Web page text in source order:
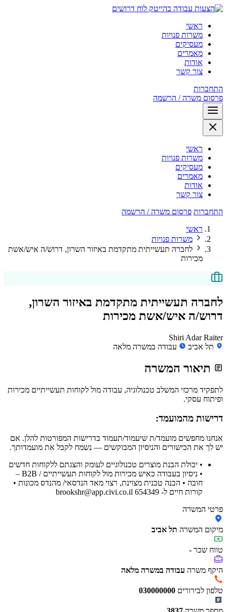
לוח דרושים
ראשי
משרות פנויות
מעסיקים
מאמרים
אודות
צור קשר
התחברות
פרסום משרה / הרשמה
ראשי
משרות פנויות
מעסיקים
מאמרים
אודות
צור קשר
התחברות פרסום משרה / הרשמה
ראשי
משרות פנויות
לחברה תעשייתית מתקדמת באיזור השרון, דרוש/ה איש/אשת
מכירות
לחברה תעשייתית מתקדמת באיזור השרון,
דרוש/ה איש/אשת מכירות
Shiri Adar Raiter
תל אביב
עבודה במשרה מלאה
תיאור המשרה
לתפקיד מרכזי המשלב טכנולוגיה, עבודה מול לקוחות תעשייתיים מכירות
ופיתוח עסקי.
דרישות מהמועמד:
אנחנו מחפשים מועמד/ת שיעמוד/תעמוד בדרישות המפורטות להלן. אם
יש לך את הכישורים והניסיון המבוקשים — נשמח לקבל את מועמדותך.
• יכולת הבנת מוצרים טכנולוגיים לעומק והצגתם ללקוחות חדשים
• ניסיון בעבודה כאיש מכירות מול לקוחות תעשייתיים / B2B –
חובה • הבנה טכנית מצוינת, רצוי מאד הנדסאי/ מהנדס מכונות •
קורות חיים ל- 654349 brookshr@app.civi.co.il
פרטי המשרה
מיקום המשרה תל אביב
טווח שכר -
היקף משרה עבודה במשרה מלאה
טלפון לבירורים 030000000